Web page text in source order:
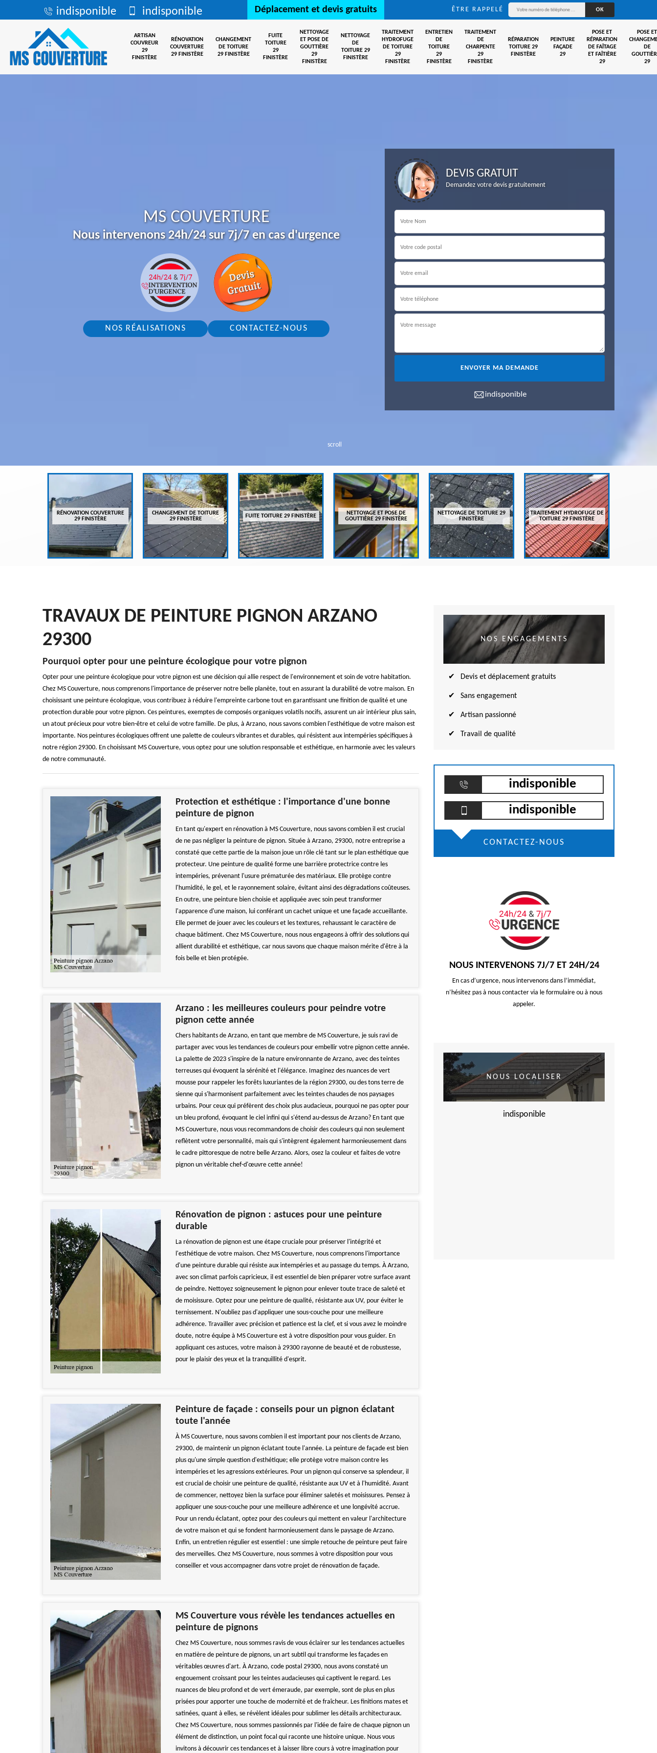
indisponible indisponible Déplacement et devis gratuits ÊTRE RAPPELÉ
ARTISAN
COUVREUR
29
FINISTÈRE
RÉNOVATION
COUVERTURE
29 FINISTÈRE
CHANGEMENT
DE TOITURE
29 FINISTÈRE
FUITE
TOITURE
29
FINISTÈRE
NETTOYAGE
ET POSE DE
GOUTTIÈRE
29
FINISTÈRE
NETTOYAGE
DE
TOITURE 29
FINISTÈRE
TRAITEMENT
HYDROFUGE
DE TOITURE
29
FINISTÈRE
ENTRETIEN
DE
TOITURE
29
FINISTÈRE
TRAITEMENT
DE
CHARPENTE
29
FINISTÈRE
RÉPARATION
TOITURE 29
FINISTÈRE
PEINTURE
FAÇADE
29
POSE ET
RÉPARATION
DE FAÎTAGE
ET FAÎTIÈRE
29
POSE ET
DE
29
scroll
MS COUVERTURE
Nous intervenons 24h/24 sur 7j/7 en cas d'urgence
NOS RÉALISATIONS CONTACTEZ-NOUS
DEVIS GRATUIT
Demandez votre devis gratuitement
indisponible
RÉNOVATION COUVERTURE
29 FINISTÈRE
CHANGEMENT DE TOITURE
29 FINISTÈRE
FUITE TOITURE 29 FINISTÈRE
NETTOYAGE ET POSE DE
GOUTTIÈRE 29 FINISTÈRE
NETTOYAGE DE TOITURE 29
FINISTÈRE
TRAITEMENT HYDROFUGE DE
TOITURE 29 FINISTÈRE
TRAVAUX DE PEINTURE PIGNON ARZANO
29300
Pourquoi opter pour une peinture écologique pour votre pignon
Opter pour une peinture écologique pour votre pignon est une décision qui allie respect de l'environnement et soin de votre habitation.
Chez MS Couverture, nous comprenons l'importance de préserver notre belle planète, tout en assurant la durabilité de votre maison. En
choisissant une peinture écologique, vous contribuez à réduire l'empreinte carbone tout en garantissant une finition de qualité et une
protection durable pour votre pignon. Ces peintures, exemptes de composés organiques volatils nocifs, assurent un air intérieur plus sain,
un atout précieux pour votre bien-être et celui de votre famille. De plus, à Arzano, nous savons combien l'esthétique de votre maison est
importante. Nos peintures écologiques offrent une palette de couleurs vibrantes et durables, qui résistent aux intempéries spécifiques à
notre région 29300. En choisissant MS Couverture, vous optez pour une solution responsable et esthétique, en harmonie avec les valeurs
de notre communauté.
Protection et esthétique : l'importance d'une bonne
peinture de pignon
En tant qu'expert en rénovation à MS Couverture, nous savons combien il est crucial
de ne pas négliger la peinture de pignon. Située à Arzano, 29300, notre entreprise a
constaté que cette partie de la maison joue un rôle clé tant sur le plan esthétique que
protecteur. Une peinture de qualité forme une barrière protectrice contre les
intempéries, prévenant l'usure prématurée des matériaux. Elle protège contre
l'humidité, le gel, et le rayonnement solaire, évitant ainsi des dégradations coûteuses.
En outre, une peinture bien choisie et appliquée avec soin peut transformer
l'apparence d'une maison, lui conférant un cachet unique et une façade accueillante.
Elle permet de jouer avec les couleurs et les textures, rehaussant le caractère de
chaque bâtiment. Chez MS Couverture, nous nous engageons à offrir des solutions qui
allient durabilité et esthétique, car nous savons que chaque maison mérite d'être à la
fois belle et bien protégée.
Arzano : les meilleures couleurs pour peindre votre
pignon cette année
Chers habitants de Arzano, en tant que membre de MS Couverture, je suis ravi de
partager avec vous les tendances de couleurs pour embellir votre pignon cette année.
La palette de 2023 s'inspire de la nature environnante de Arzano, avec des teintes
terreuses qui évoquent la sérénité et l'élégance. Imaginez des nuances de vert
mousse pour rappeler les forêts luxuriantes de la région 29300, ou des tons terre de
sienne qui s'harmonisent parfaitement avec les teintes chaudes de nos paysages
urbains. Pour ceux qui préfèrent des choix plus audacieux, pourquoi ne pas opter pour
un bleu profond, évoquant le ciel infini qui s'étend au-dessus de Arzano? En tant que
MS Couverture, nous vous recommandons de choisir des couleurs qui non seulement
reflètent votre personnalité, mais qui s'intègrent également harmonieusement dans
le cadre pittoresque de notre belle Arzano. Alors, osez la couleur et faites de votre
pignon un véritable chef-d'œuvre cette année!
Rénovation de pignon : astuces pour une peinture
durable
La rénovation de pignon est une étape cruciale pour préserver l'intégrité et
l'esthétique de votre maison. Chez MS Couverture, nous comprenons l'importance
d'une peinture durable qui résiste aux intempéries et au passage du temps. À Arzano,
avec son climat parfois capricieux, il est essentiel de bien préparer votre surface avant
de peindre. Nettoyez soigneusement le pignon pour enlever toute trace de saleté et
de moisissure. Optez pour une peinture de qualité, résistante aux UV, pour éviter le
ternissement. N'oubliez pas d'appliquer une sous-couche pour une meilleure
adhérence. Travailler avec précision et patience est la clef, et si vous avez le moindre
doute, notre équipe à MS Couverture est à votre disposition pour vous guider. En
appliquant ces astuces, votre maison à 29300 rayonne de beauté et de robustesse,
pour le plaisir des yeux et la tranquillité d'esprit.
Peinture de façade : conseils pour un pignon éclatant
toute l'année
À MS Couverture, nous savons combien il est important pour nos clients de Arzano,
29300, de maintenir un pignon éclatant toute l'année. La peinture de façade est bien
plus qu'une simple question d'esthétique; elle protège votre maison contre les
intempéries et les agressions extérieures. Pour un pignon qui conserve sa splendeur, il
est crucial de choisir une peinture de qualité, résistante aux UV et à l'humidité. Avant
de commencer, nettoyez bien la surface pour éliminer saletés et moisissures. Pensez à
appliquer une sous-couche pour une meilleure adhérence et une longévité accrue.
Pour un rendu éclatant, optez pour des couleurs qui mettent en valeur l'architecture
de votre maison et qui se fondent harmonieusement dans le paysage de Arzano.
Enfin, un entretien régulier est essentiel : une simple retouche de peinture peut faire
des merveilles. Chez MS Couverture, nous sommes à votre disposition pour vous
conseiller et vous accompagner dans votre projet de rénovation de façade.
MS Couverture vous révèle les tendances actuelles en
peinture de pignons
Chez MS Couverture, nous sommes ravis de vous éclairer sur les tendances actuelles
en matière de peinture de pignons, un art subtil qui transforme les façades en
véritables œuvres d'art. À Arzano, code postal 29300, nous avons constaté un
engouement croissant pour les teintes audacieuses qui captivent le regard. Les
nuances de bleu profond et de vert émeraude, par exemple, sont de plus en plus
prisées pour apporter une touche de modernité et de fraîcheur. Les finitions mates et
satinées, quant à elles, se révèlent idéales pour sublimer les détails architecturaux.
Chez MS Couverture, nous sommes passionnés par l'idée de faire de chaque pignon un
élément de distinction, un point focal qui raconte une histoire unique. Nous vous
invitons à découvrir ces tendances et à laisser libre cours à votre imagination pour
NOS ENGAGEMENTS
Devis et déplacement gratuits
Sans engagement
Artisan passionné
Travail de qualité
indisponible
indisponible
CONTACTEZ-NOUS
NOUS INTERVENONS 7J/7 ET 24H/24
En cas d’urgence, nous intervenons dans l’immédiat,
n’hésitez pas à nous contacter via le formulaire ou à nous
appeler.
NOUS LOCALISER
indisponible